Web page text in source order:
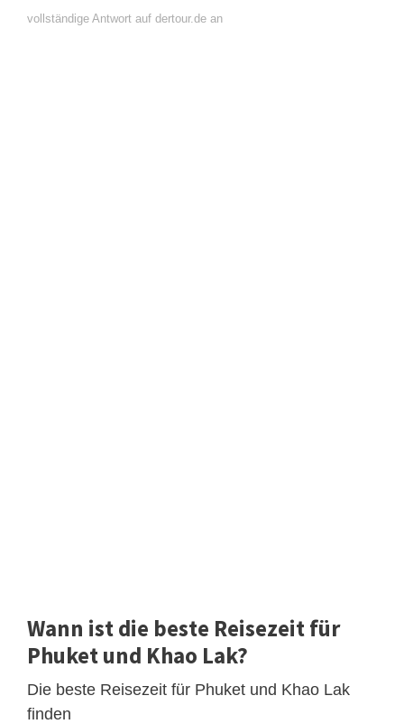
vollständige Antwort auf dertour.de an
Wann ist die beste Reisezeit für
Phuket und Khao Lak?
Die beste Reisezeit für Phuket und Khao Lak
finden